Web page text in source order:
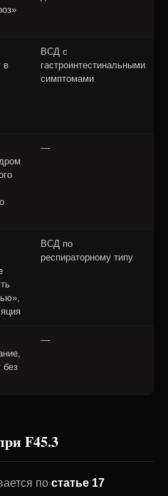
в
ВСД с
гастроинтестинальными
симптомами
—
ВСД по
респираторному типу
без
—
F45.3
по статье 17